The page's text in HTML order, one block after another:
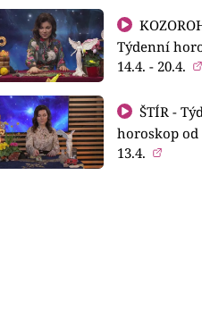
KOZOROH -
Týdenní
14.4. - 20.4.
ŠTÍR - Týdenní
horoskop od
13.4.